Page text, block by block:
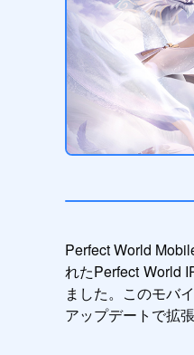
Perfect World
れたPerfect World
ました。このモバ
アップデートで拡